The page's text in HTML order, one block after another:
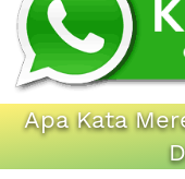
Apa Kata